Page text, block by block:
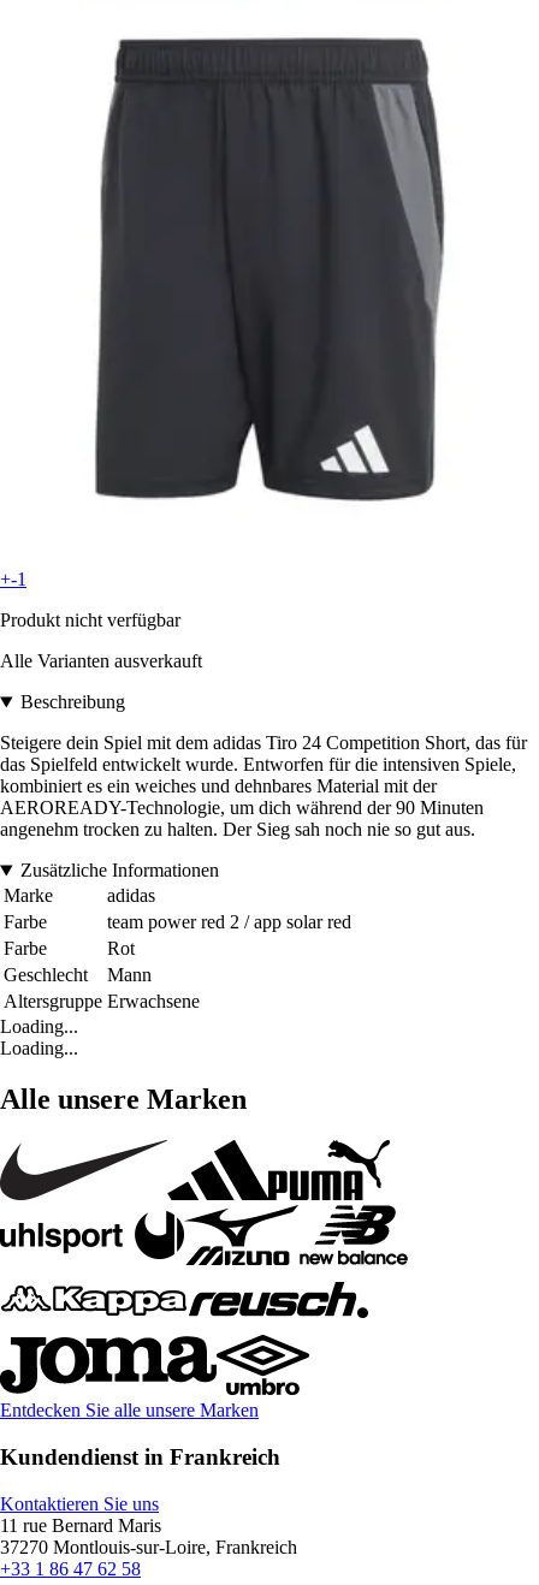
+-1
Produkt nicht verfügbar
Alle Varianten ausverkauft
Beschreibung
Steigere dein Spiel mit dem adidas Tiro 24 Competition Short, das für
das Spielfeld entwickelt wurde. Entworfen für die intensiven Spiele,
kombiniert es ein weiches und dehnbares Material mit der
AEROREADY-Technologie, um dich während der 90 Minuten
angenehm trocken zu halten. Der Sieg sah noch nie so gut aus.
Zusätzliche Informationen
Marke
adidas
Farbe
team power red 2 / app solar red
Farbe
Rot
Geschlecht
Mann
Altersgruppe Erwachsene
Loading...
Loading...
Alle unsere Marken
Entdecken Sie alle unsere Marken
Kundendienst in Frankreich
Kontaktieren Sie uns
11 rue Bernard Maris
37270 Montlouis-sur-Loire, Frankreich
+33 1 86 47 62 58